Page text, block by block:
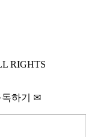
RIGHTS
독하기 ✉